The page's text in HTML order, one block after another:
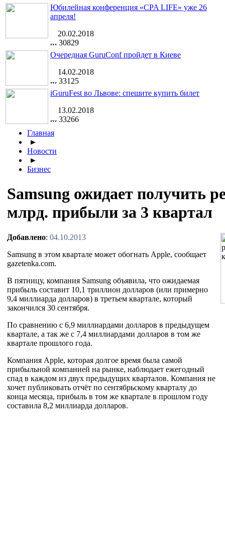
Юбилейная конференция «CPA LIFE» уже 26
апреля!
20.02.2018
30829
Очередная GuruConf пройдет в Киеве
14.02.2018
33125
iGuruFest во Львове: спешите купить билет
13.02.2018
33266
Главная
►
Новости
►
Бизнес
Samsung ожидает получить
млрд. прибыли за 3 квартал
Добавлено: 04.10.2013
Samsung в этом квартале может обогнать Apple, сообщает
gazetenka.com.
В пятницу, компания Samsung объявила, что ожидаемая
прибыль составит 10,1 триллион долларов (или примерно
9,4 миллиарда долларов) в третьем квартале, который
закончился 30 сентября.
По сравнению с 6,9 миллиардами долларов в предыдущем
квартале, а так же с 7,4 миллиардами долларов в том же
квартале прошлого года.
Компания Apple, которая долгое время была самой
прибыльной компанией на рынке, наблюдает ежегодный
спад в каждом из двух предыдущих кварталов. Компания не
хочет публиковать отчёт по сентябрьскому кварталу до
конца месяца, прибыль в том же квартале в прошлом году
составила 8,2 миллиарда долларов.